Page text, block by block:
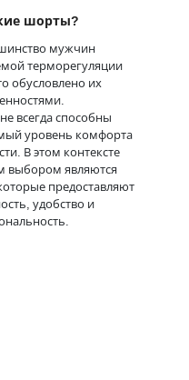
шорты?
мужчин
терморегуляции
обусловлено их
всегда способны
уровень комфорта
В этом контексте
выбором являются
предоставляют
удобство и